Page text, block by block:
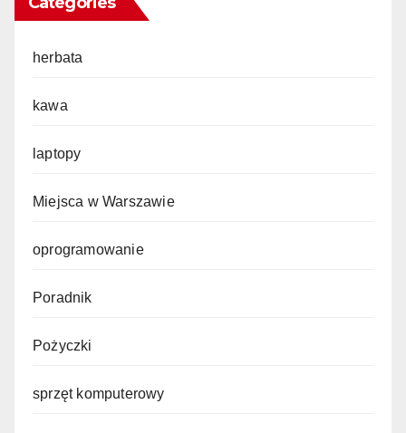
herbata
kawa
laptopy
Miejsca w Warszawie
oprogramowanie
Poradnik
Pożyczki
sprzęt komputerowy